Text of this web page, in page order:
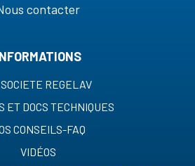
contacter
REGELAV
ET DOCS TECHNIQUES
CONSEILS-FAQ
VIDÉOS